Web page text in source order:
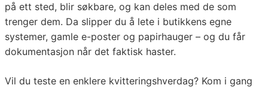
på ett sted, blir søkbare, og kan deles med de som
trenger dem. Da slipper du å lete i butikkens egne
systemer, gamle e-poster og papirhauger – og du får
dokumentasjon når det faktisk haster.
Vil du teste en enklere kvitteringshverdag? Kom i gang